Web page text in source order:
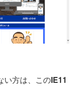
い方は、このIE11